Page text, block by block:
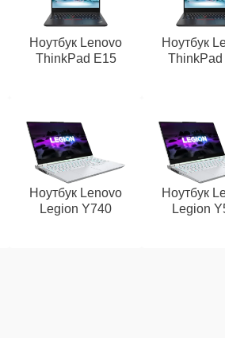
Ноутбук Lenovo
ThinkPad E15
Ноутбук
ThinkPad
Ноутбук Lenovo
Legion Y740
Ноутбук
Legion